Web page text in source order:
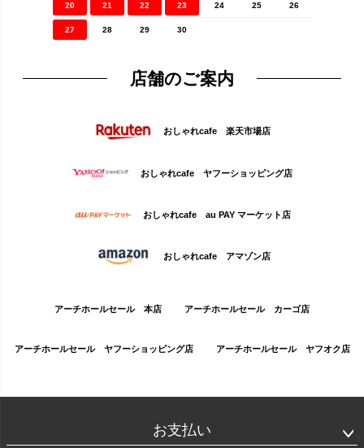
20 21 22 23 24 25 26
27 28 29 30
店舗のご案内
おしゃれcafe 楽天市場店
おしゃれcafe ヤフーショッピング店
おしゃれcafe au PAY マーケット店
おしゃれcafe アマゾン店
アーチホールセール 本店 アーチホールセール カーゴ店
アーチホールセール ヤフーショッピング店 アーチホールセール ヤフオク店
お支払い